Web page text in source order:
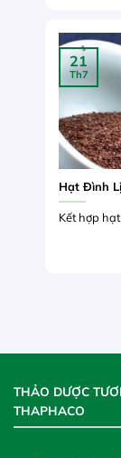
Hạt Đình
Kết hợp
21
Th7
THẢO DƯỢC TƯƠI
THAPHACO